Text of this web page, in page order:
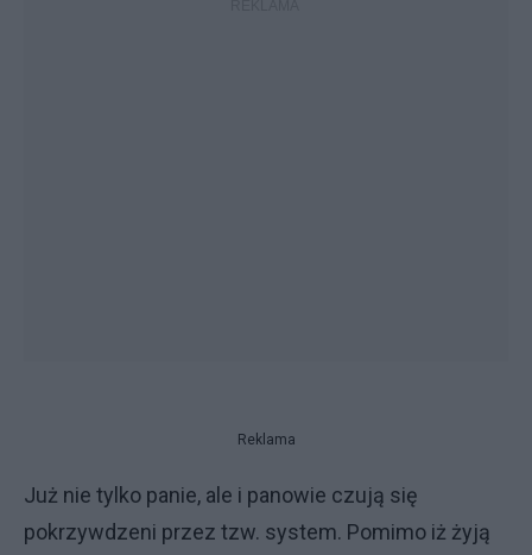
Reklama
Już nie tylko panie, ale i panowie czują się
pokrzywdzeni przez tzw. system. Pomimo iż żyją